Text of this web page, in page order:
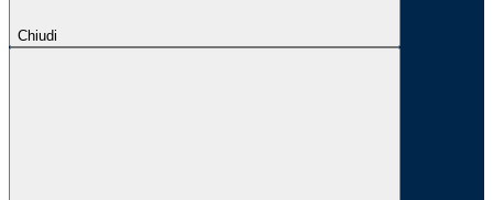
Chiudi